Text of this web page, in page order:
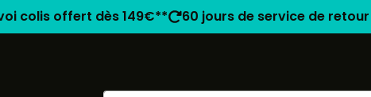
colis offert dès 149€** 60 jours de service de retour